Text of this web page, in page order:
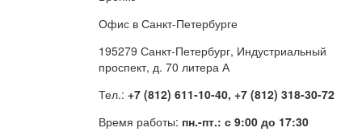
Офис в Санкт-Петербурге
195279 Санкт-Петербург, Индустриальный
проспект, д. 70 литера А
Тел.: +7 (812) 611-10-40, +7 (812) 318-30-72
Время работы: пн.-пт.: с 9:00 до 17:30